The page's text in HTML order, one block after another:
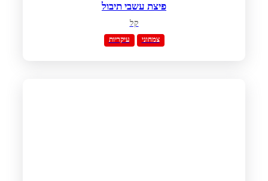
פיצת עשבי תיבול
קל
עיקריות צמחוני